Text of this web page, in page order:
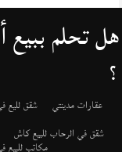
هل تحلم ببيع
؟
عقارات مدينتي شقق لليع
شقق في الرحاب للبيع كاش
مكاتب